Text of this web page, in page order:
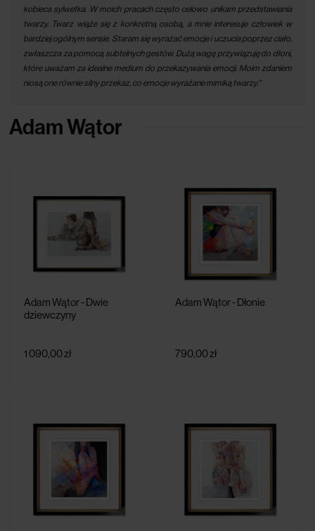
kobieca sylwetka. W moich pracach często celowo unikam przedstawiania
twarzy. Twarz wiąże się z konkretną osobą, a mnie interesuje człowiek w
bardziej ogólnym sensie. Staram się wyrażać emocje i uczucia poprzez ciało,
zwłaszcza za pomocą subtelnych gestów. Dużą wagę przywiązuję do dłoni,
które uważam za idealne medium do przekazywania emocji. Moim zdaniem
niosą one równie silny przekaz, co emocje wyrażane mimiką twarzy."
Adam Wątor
Adam Wątor - Dwie
dziewczyny
1 090,00 zł
Adam Wątor - Dłonie
790,00 zł